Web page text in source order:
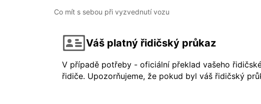
Co mít s sebou při vyzvednutí vozu
Váš platný řidičský průkaz
V případě potřeby - oficiální překlad vašeho
řidiče. Upozorňujeme, že pokud byl váš řidičský